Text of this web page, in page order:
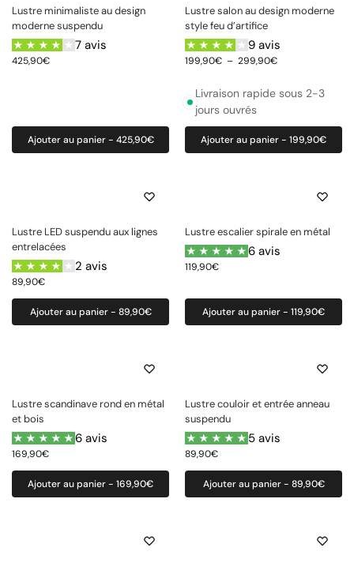
Lustre minimaliste au design
moderne suspendu
7 avis
425,90€
Ajouter au panier - 425,90€
Lustre salon au design moderne
style feu d’artifice
9 avis
199,90€ – 299,90€
Livraison rapide sous 2-3
jours ouvrés
Ajouter au panier - 199,90€
Lustre LED suspendu aux lignes
entrelacées
2 avis
89,90€
Ajouter au panier - 89,90€
Lustre escalier spirale en métal
6 avis
119,90€
Ajouter au panier - 119,90€
Lustre scandinave rond en métal
et bois
6 avis
169,90€
Ajouter au panier - 169,90€
Lustre couloir et entrée anneau
suspendu
5 avis
89,90€
Ajouter au panier - 89,90€